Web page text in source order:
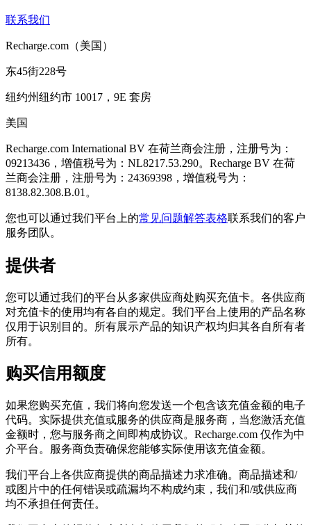
联系我们
Recharge.com（美国）
东45街228号
纽约州纽约市 10017，9E 套房
美国
Recharge.com International BV 在荷兰商会注册，注册号为：
09213436，增值税号为：NL8217.53.290。Recharge BV 在荷
兰商会注册，注册号为：24369398，增值税号为：
8138.82.308.B.01。
您也可以通过我们平台上的常见问题解答表格联系我们的客户
服务团队。
提供者
您可以通过我们的平台从多家供应商处购买充值卡。各供应商
对充值卡的使用均有各自的规定。我们平台上使用的产品名称
仅用于识别目的。所有展示产品的知识产权均归其各自所有者
所有。
购买信用额度
如果您购买充值，我们将向您发送一个包含该充值金额的电子
代码。实际提供充值或服务的供应商是服务商，当您激活充值
金额时，您与服务商之间即构成协议。Recharge.com 仅作为中
介平台。服务商负责确保您能够实际使用该充值金额。
我们平台上各供应商提供的商品描述力求准确。商品描述和/
或图片中的任何错误或疏漏均不构成约束，我们和/或供应商
均不承担任何责任。